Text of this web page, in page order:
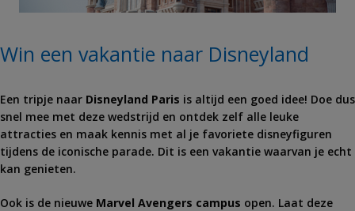
Win een vakantie naar Disneyland
Een tripje naar Disneyland Paris is altijd een goed idee! Doe dus
snel mee met deze wedstrijd en ontdek zelf alle leuke
attracties en maak kennis met al je favoriete disneyfiguren
tijdens de iconische parade. Dit is een vakantie waarvan je echt
kan genieten.
Ook is de nieuwe Marvel Avengers campus open. Laat deze